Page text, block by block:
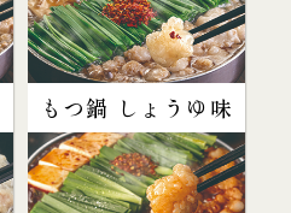
もつ鍋 しょうゆ味